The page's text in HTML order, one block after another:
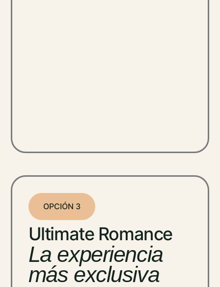
OPCIÓN 3
Ultimate Romance
La experiencia
más exclusiva